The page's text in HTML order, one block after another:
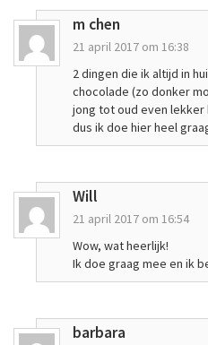
m chen
21 april 2017 om 16:38
2 dingen die ik altijd in
chocolade (zo donker
jong tot oud even lekker
dus ik doe hier heel
Will
21 april 2017 om 16:54
Wow, wat heerlijk!
Ik doe graag mee en ik
barbara